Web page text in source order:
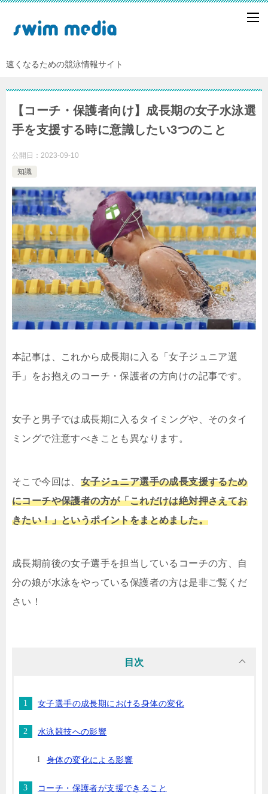
速くなるための競泳情報サイト
【コーチ・保護者向け】成長期の女子水泳選
手を支援する時に意識したい3つのこと
公開日： 2023-09-10
知識
本記事は、これから成長期に入る「女子ジュニア選
手」をお抱えのコーチ・保護者の方向けの記事です。
女子と男子では成長期に入るタイミングや、そのタイ
ミングで注意すべきことも異なります。
そこで今回は、 女子ジュニア選手の成長支援するため
にコーチや保護者の方が「これだけは絶対押さえてお
きたい！」というポイントをまとめました。
成長期前後の女子選手を担当しているコーチの方、自
分の娘が水泳をやっている保護者の方は是非ご覧くだ
さい！
目次
女子選手の成長期における身体の変化
水泳競技への影響
身体の変化による影響
コーチ・保護者が支援できること